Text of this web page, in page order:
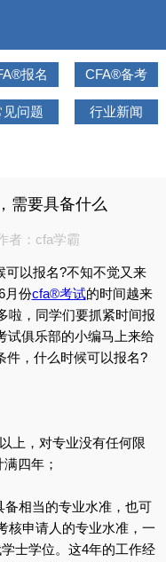
报名 CFA®备考
见问题 行业新闻
需要具备什么
者：cfa学霸
以报名?不知不觉又来
月份cfa®考试的时间越来
啦，同学们要抓紧时间报
试俱乐部的小编马上来给
件，什么时候可以报名?
上，对专业没有任何限
四年；
相当的专业水准，也可
核申请人的专业水准，一
士学位。这4年的工作经